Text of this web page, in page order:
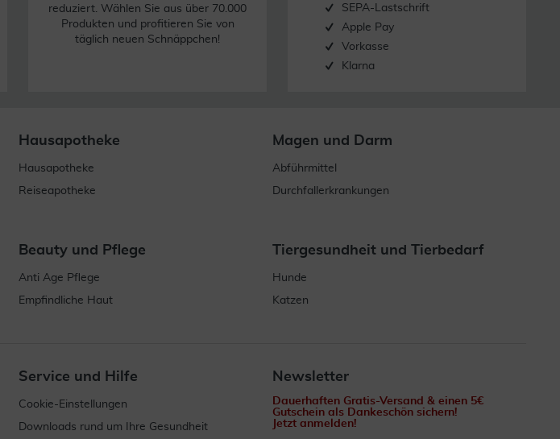
reduziert. Wählen Sie aus über 70.000
Produkten und profitieren Sie von
täglich neuen Schnäppchen!
SEPA-Lastschrift
Apple Pay
Vorkasse
Klarna
Hausapotheke
Hausapotheke
Reiseapotheke
Magen und Darm
Abführmittel
Durchfallerkrankungen
Beauty und Pflege
Anti Age Pflege
Empfindliche Haut
Tiergesundheit und Tierbedarf
Hunde
Katzen
Service und Hilfe
Cookie-Einstellungen
Downloads rund um Ihre Gesundheit
Newsletter
Dauerhaften Gratis-Versand & einen 5€
Gutschein als Dankeschön sichern!
Jetzt anmelden!